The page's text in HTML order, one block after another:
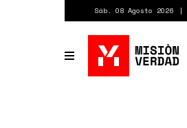
Sáb. 08 Agosto 2026
Toggle
navigation